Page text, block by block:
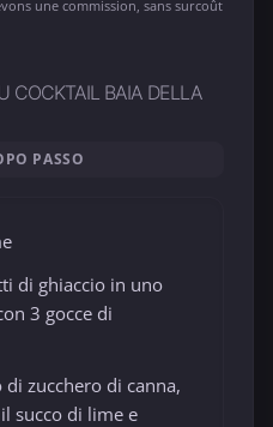
une commission, sans surcoût
COCKTAIL BAIA DELLA
PASSO
di ghiaccio in uno
3 gocce di
zucchero di canna,
succo di lime e